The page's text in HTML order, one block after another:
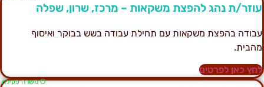
ת נהג להפצת משקאות – מרכז, שרון, שפלה
בהפצת משקאות עם תחילת עבודה בשש בבוקר ואיסוף
כאן לפרטים
Ο משרה פעילה